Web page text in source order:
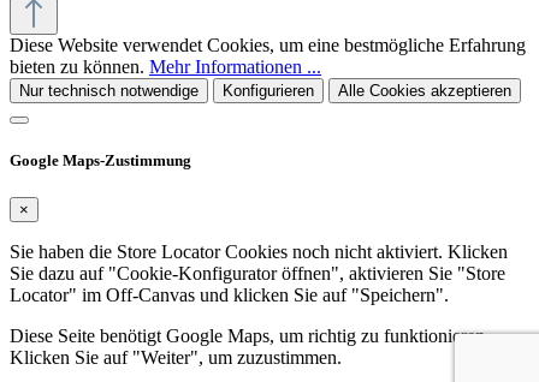
Diese Website verwendet Cookies, um eine bestmögliche Erfahrung
bieten zu können. Mehr Informationen ...
Nur technisch notwendige Konfigurieren Alle Cookies akzeptieren
Google Maps-Zustimmung
×
Sie haben die Store Locator Cookies noch nicht aktiviert. Klicken
Sie dazu auf "Cookie-Konfigurator öffnen", aktivieren Sie "Store
Locator" im Off-Canvas und klicken Sie auf "Speichern".
Diese Seite benötigt Google Maps, um richtig zu funktionieren.
Klicken Sie auf "Weiter", um zuzustimmen.